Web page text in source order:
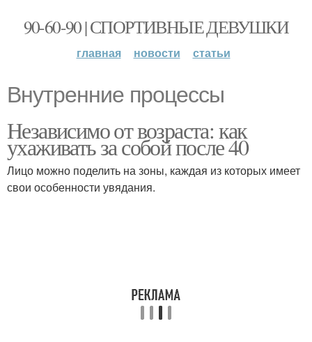
90-60-90 | СПОРТИВНЫЕ ДЕВУШКИ
главная новости статьи
Внутренние процессы
Независимо от возраста: как
ухаживать за собой после 40
Лицо можно поделить на зоны, каждая из которых имеет
свои особенности увядания.